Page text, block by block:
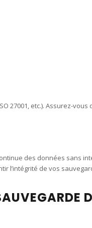
27001, etc.). Assurez-vous
des données sans
l’intégrité de vos